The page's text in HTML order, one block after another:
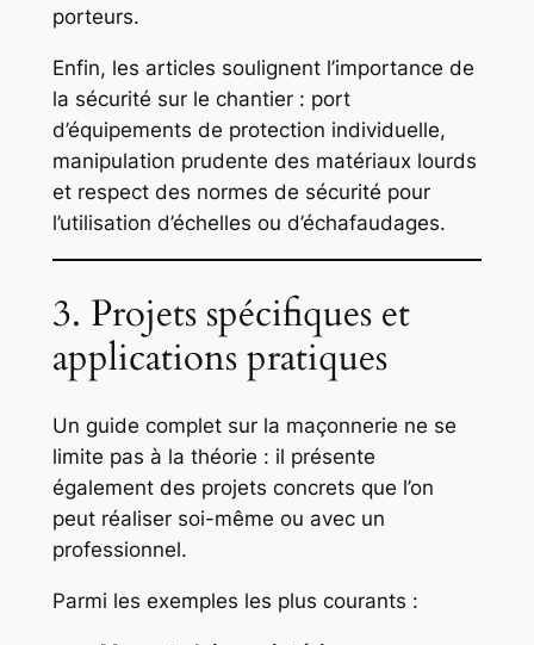
porteurs.
Enfin, les articles soulignent l’importance de
la sécurité sur le chantier : port
d’équipements de protection individuelle,
manipulation prudente des matériaux lourds
et respect des normes de sécurité pour
l’utilisation d’échelles ou d’échafaudages.
3. Projets spécifiques et
applications pratiques
Un guide complet sur la maçonnerie ne se
limite pas à la théorie : il présente
également des projets concrets que l’on
peut réaliser soi-même ou avec un
professionnel.
Parmi les exemples les plus courants :